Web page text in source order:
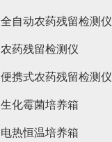
全自动农药残留检测仪
农药残留检测仪
便携式农药残留检测仪
生化霉菌培养箱
电热恒温培养箱